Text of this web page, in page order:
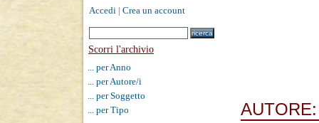
Accedi Crea un account
Scorri l'archivio
... per Anno
... per Autore/i
... per Soggetto
... per Tipo